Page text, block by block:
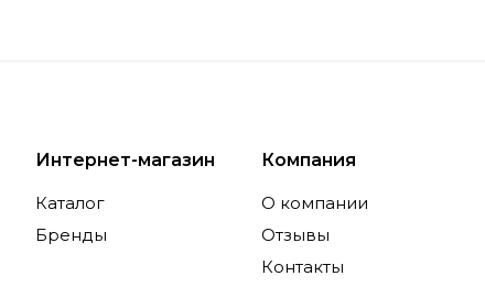
Интернет-магазин
Каталог
Бренды
Компания
О компании
Отзывы
Контакты